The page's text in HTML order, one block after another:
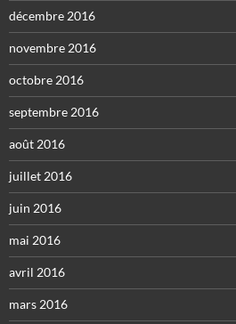
décembre 2016
novembre 2016
octobre 2016
septembre 2016
août 2016
juillet 2016
juin 2016
mai 2016
avril 2016
mars 2016